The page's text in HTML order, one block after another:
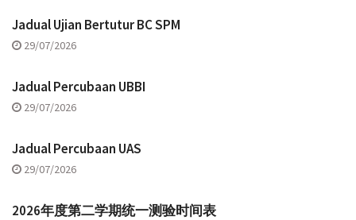
Jadual Ujian Bertutur BC SPM
29/07/2026
Jadual Percubaan UBBI
29/07/2026
Jadual Percubaan UAS
29/07/2026
2026年度第二学期统一测验时间表